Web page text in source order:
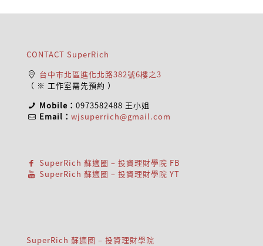
CONTACT SuperRich
台中市北區進化北路382號6樓之3
（ ※ 工作室需先預約 ）
Mobile：0973582488 王小姐
Email：wjsuperrich@gmail.com
SuperRich 蘇適圈 – 投資理財學院 FB
SuperRich 蘇適圈 – 投資理財學院 YT
SuperRich 蘇適圈 – 投資理財學院